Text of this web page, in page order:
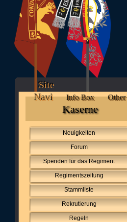
Site
Navi
Info Box Other
Kaserne
Neuigkeiten
Forum
Spenden für das Regiment
Regimentszeitung
Stammliste
Rekrutierung
Regeln